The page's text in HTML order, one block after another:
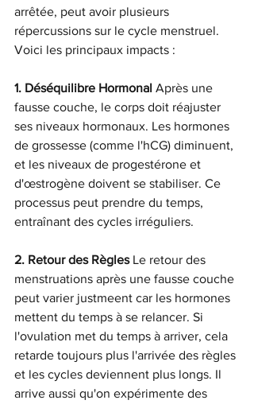
arrêtée, peut avoir plusieurs
répercussions sur le cycle menstruel.
Voici les principaux impacts :
1. Déséquilibre Hormonal Après une
fausse couche, le corps doit réajuster
ses niveaux hormonaux. Les hormones
de grossesse (comme l'hCG) diminuent,
et les niveaux de progestérone et
d'œstrogène doivent se stabiliser. Ce
processus peut prendre du temps,
entraînant des cycles irréguliers.
2. Retour des Règles Le retour des
menstruations après une fausse couche
peut varier justmeent car les hormones
mettent du temps à se relancer. Si
l'ovulation met du temps à arriver, cela
retarde toujours plus l'arrivée des règles
et les cycles deviennent plus longs. Il
arrive aussi qu'on expérimente des